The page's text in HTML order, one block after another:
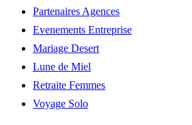
Partenaires Agences
Evenements Entreprise
Mariage Desert
Lune de Miel
Retraite Femmes
Voyage Solo